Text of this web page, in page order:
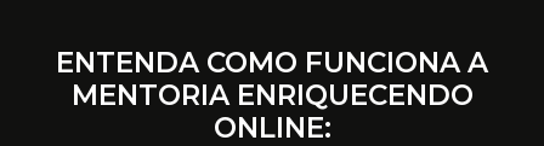
ENTENDA COMO FUNCIONA A
MENTORIA ENRIQUECENDO
ONLINE: